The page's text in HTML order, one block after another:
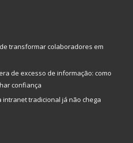
transformar colaboradores em
de excesso de informação: como
confiança
intranet tradicional já não chega